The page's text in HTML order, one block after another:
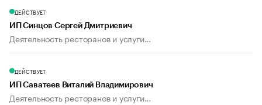
ДЕЙСТВУЕТ
ИП Синцов Сергей Дмитриевич
Деятельность ресторанов и услуги...
ДЕЙСТВУЕТ
ИП Саватеев Виталий Владимирович
Деятельность ресторанов и услуги...